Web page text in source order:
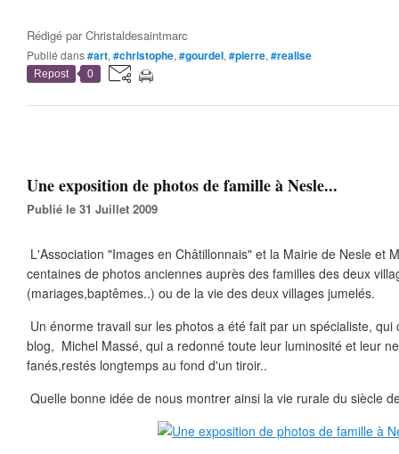
Rédigé parChristaldesaintmarc
Publié dans#art, #christophe, #gourdel, #pierre, #realise
Repost 0
Une exposition de photos de famille à Nesle...
Publié le 31 Juillet 2009
L'Association "Images en Châtillonnais" et la Mairie de Nesle et
centaines de photos anciennes auprès des familles des deux
(mariages,baptêmes..) ou de la vie des deux villages jumelés.
Un énorme travail sur les photos a été fait par un spécialiste,
blog, Michel Massé, qui a redonné toute leur luminosité et leur
fanés,restés longtemps au fond d'un tiroir..
Quelle bonne idée de nous montrer ainsi la vie rurale du siècle